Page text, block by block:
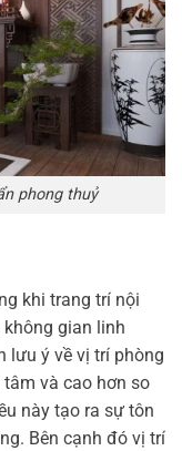
phong thuỷ
khi trang trí nội
gian linh
lưu ý về vị trí phòng
và cao hơn so
này tạo ra sự tôn
Bên cạnh đó vị trí